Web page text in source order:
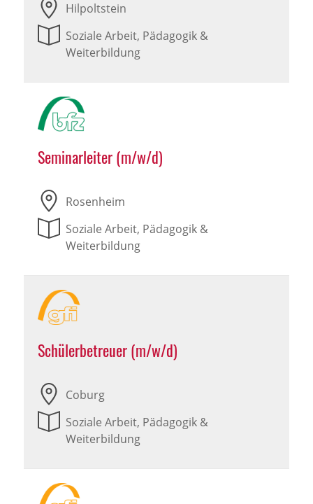
Hilpoltstein
Soziale Arbeit, Pädagogik &
Weiterbildung
Seminarleiter (m/w/d)
Rosenheim
Soziale Arbeit, Pädagogik &
Weiterbildung
Schülerbetreuer (m/w/d)
Coburg
Soziale Arbeit, Pädagogik &
Weiterbildung